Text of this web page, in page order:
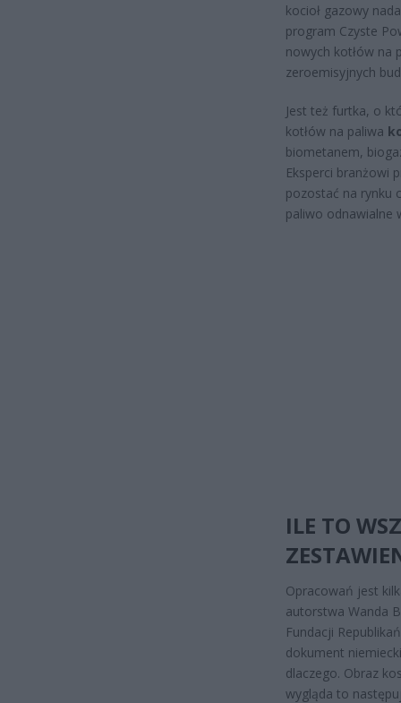
kocioł gazowy
program Czyste
nowych kotłów na
zeroemisyjnych
Jest też furtka, o
kotłów na paliwa
biometanem,
Eksperci branżowi
pozostać na rynku
paliwo odnawialne
ILE TO
Opracowań jest
autorstwa Wanda
Fundacji
dokument
dlaczego. Obraz
wygląda to